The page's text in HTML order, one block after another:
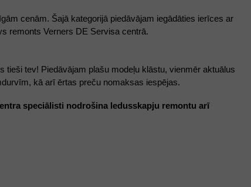
cenām. Šajā kategorijā piedāvājam iegādāties ierīces ar
remonts Verners DE Servisa centrā.
tev! Piedāvājam plašu modeļu klāstu, vienmēr aktuālus
kā arī ērtas preču nomaksas iespējas.
speciālisti nodrošina ledusskapju remontu arī